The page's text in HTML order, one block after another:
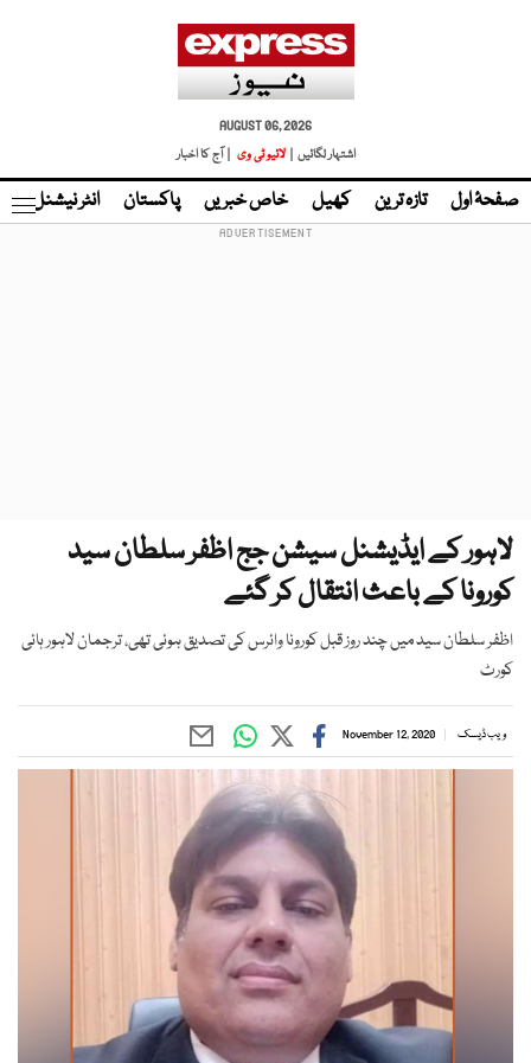
AUGUST 06, 2026
اشتہار لگائیں |
لائیو ٹی وی | آج کا اخبار
صفحۂ اول تازہ ترین کھیل خاص خبریں پاکستان انٹر نیشنل
لاہور کے ایڈیشنل سیشن جج اظفر سلطان سید
کورونا کے باعث انتقال کر گئے
اظفر سلطان سید میں چند روز قبل کورونا وائرس کی تصدیق ہوئی تھی، ترجمان لاہور ہائی
کورٹ
ویب ڈیسک November 12, 2020